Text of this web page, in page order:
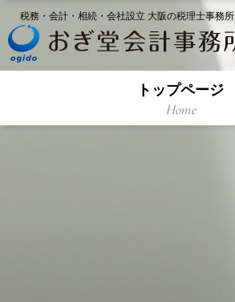
税務・会計・相続・会社設立 大阪の税理士事務所
トップページ
Home